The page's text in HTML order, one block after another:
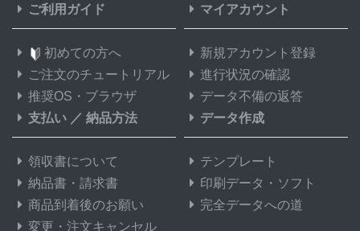
ご利用ガイド
初めての方へ
ご注文のチュートリアル
推奨OS・ブラウザ
マイアカウント
新規アカウント登録
進行状況の確認
データ不備の返答
支払い ／ 納品方法
領収書について
納品書・請求書
商品到着後のお願い
変更・注文キャンセル
データ作成
テンプレート
印刷データ・ソフト
完全データへの道